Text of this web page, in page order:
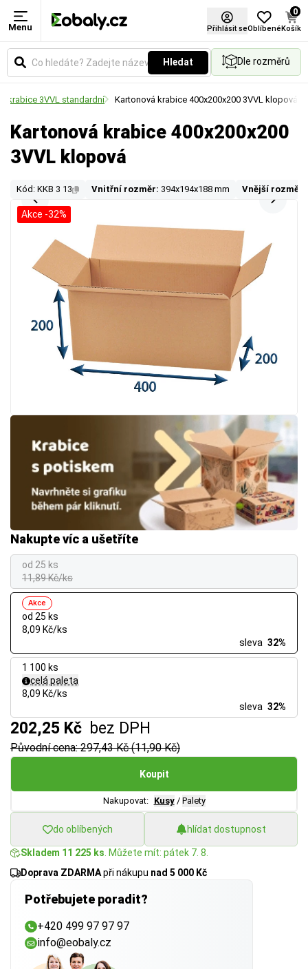
Menu Přihlásit seOblíbené
0
Košík
Hledat Dle rozměrů
krabice 3VVL standardní Kartonová krabice 400x200x200 3VVL klopová
Kartonová krabice 400x200x200
3VVL klopová
Kód: KKB 3 13 Vnitřní rozměr: 394x194x188 mm Vnější rozměr:
Nakupte víc a ušetříte
od 25 ks
11,89 Kč/ks
od 25 ks
Akce
8,09 Kč/ks
sleva 32%
1 100 ks
celá paleta
8,09 Kč/ks
sleva 32%
202,25 Kč bez DPH
Původní cena: 297,43 Kč (11,90 Kč)
Koupit
Nakupovat: Kusy / Palety
do oblíbených hlídat dostupnost
Skladem 11 225 ks . Můžete mít: pátek 7. 8.
Doprava ZDARMApři nákupu nad 5 000 Kč
Potřebujete poradit?
+420 499 97 97 97
info@eobaly.cz
Akce -32%